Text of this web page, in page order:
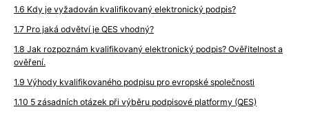
Kdy je vyžadován kvalifikovaný elektronický podpis?
Pro jaká odvětví je QES vhodný?
Jak rozpoznám kvalifikovaný elektronický podpis? Ověřitelnost a
ověření.
Výhody kvalifikovaného podpisu pro evropské společnosti
5 zásadních otázek při výběru podpisové platformy (QES)